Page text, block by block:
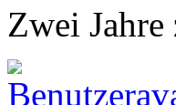
Zwei Jahre